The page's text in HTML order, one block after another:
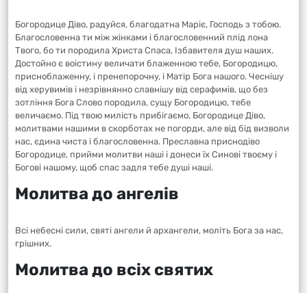
Богородице Діво, радуйся, благодатна Маріє, Господь з тобою.
Благословенна ти між жінками і благословенний плід лона
Твого, бо ти породила Христа Спаса, Ізбавителя душ наших.
Достойно є воістину величати блаженною тебе, Богородицю,
присноблаженну, і пренепорочну, і Матір Бога нашого. Чеснішу
від херувимів і незрівнянно славнішу від серафимів, що без
зотління Бога Слово породила, сущу Богородицю, тебе
величаємо. Під твою милість прибігаємо, Богородице Діво,
молитвами нашими в скорботах не погорди, але від бід визволи
нас, єдина чиста і благословенна. Преславна приснодіво
Богородице, прийми молитви наші і донеси їх Синові твоєму і
Богові нашому, щоб спас задля тебе душі наші.
Молитва до ангелів
Всі небесні сили, святі ангели й архангели, моліть Бога за нас,
грішних.
Молитва до всіх святих